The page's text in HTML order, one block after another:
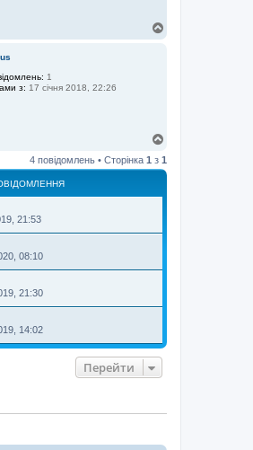
1
з: 17 січня 2018, 22:26
г
о
4 повідомлень • Сторінка 1 з 1
21:53
08:10
21:30
14:02
Перейти